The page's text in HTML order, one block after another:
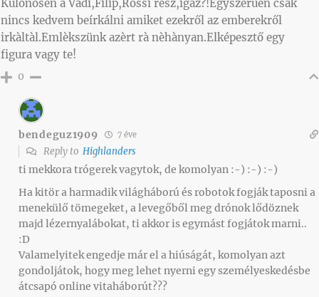
Különösen a Vadi,Filip,Rossi rèsz,igaz?!Egyszerűen csak
nincs kedvem beírkálni amiket ezekről az emberekről
irkàltàl.Emlèkszünk azèrt rà nèhànyan.Elképesztő egy
figura vagy te!
0
bendeguz1909 7 éve
Reply to Highlanders
ti mekkora trógerek vagytok, de komolyan :-) :-) :-)
Ha kitör a harmadik világháború és robotok fogják taposni a
menekülő tömegeket, a levegőből meg drónok lődöznek
majd lézernyalábokat, ti akkor is egymást fogjátok marni..
:D
Valamelyitek engedje már el a hiúságát, komolyan azt
gondoljátok, hogy meg lehet nyerni egy személyeskedésbe
átcsapó online vitaháborút???